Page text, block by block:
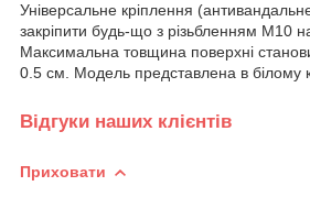
Універсальне кріплення
закріпити будь-що з різьбленням М10
Максимальна товщина поверхні
0.5 см. Модель представлена ​​в білому
Відгуки наших клієнтів
Приховати